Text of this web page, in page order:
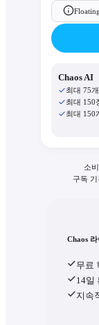
Chaos AI
최대 75
최대 150
최대 150
소
구독
Chaos
무료
14일
지속